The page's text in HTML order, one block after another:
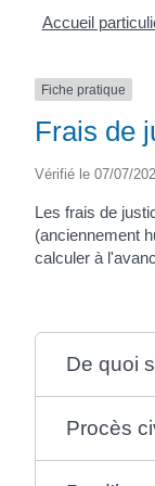
Accueil
Fiche pratique
Frais de
Vérifié le 07/07/
Les frais de
(anciennement
calculer à
De quoi
Procès